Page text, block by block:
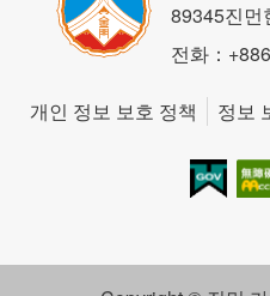
89345진먼
전화：
개인 정보 보호 정책 정보